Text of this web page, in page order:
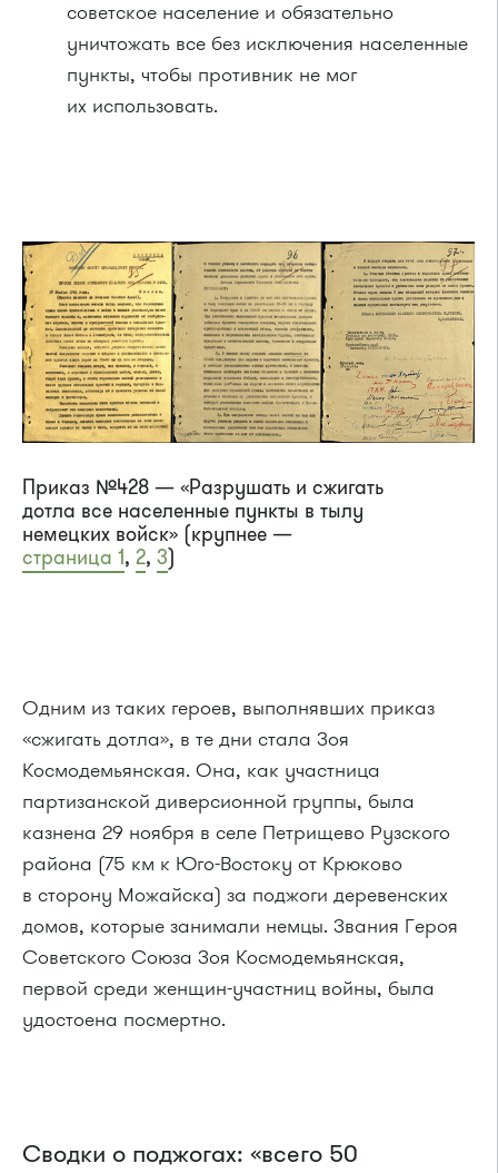
советское население и обязательно
уничтожать все без исключения населенные
пункты, чтобы противник не мог
их использовать.
Приказ №428 — «Разрушать и сжигать
дотла все населенные пункты в тылу
немецких войск» (крупнее —
страница 1, 2, 3)
Одним из таких героев, выполнявших приказ
«сжигать дотла», в те дни стала Зоя
Космодемьянская. Она, как участница
партизанской диверсионной группы, была
казнена 29 ноября в селе Петрищево Рузского
района (75 км к Юго-Востоку от Крюково
в сторону Можайска) за поджоги деревенских
домов, которые занимали немцы. Звания Героя
Советского Союза Зоя Космодемьянская,
первой среди женщин-участниц войны, была
удостоена посмертно.
Сводки о поджогах: «всего 50